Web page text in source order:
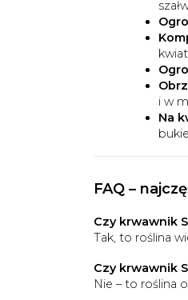
i w
Na
FAQ –
Czy krwawnik
Tak, to roślina
Czy krwawnik
Nie – to roślina